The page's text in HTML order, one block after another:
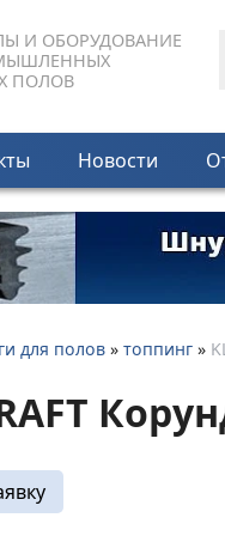
И ОБОРУДОВАНИЕ
ПОЛОВ
Новости
для полов » топпинг »